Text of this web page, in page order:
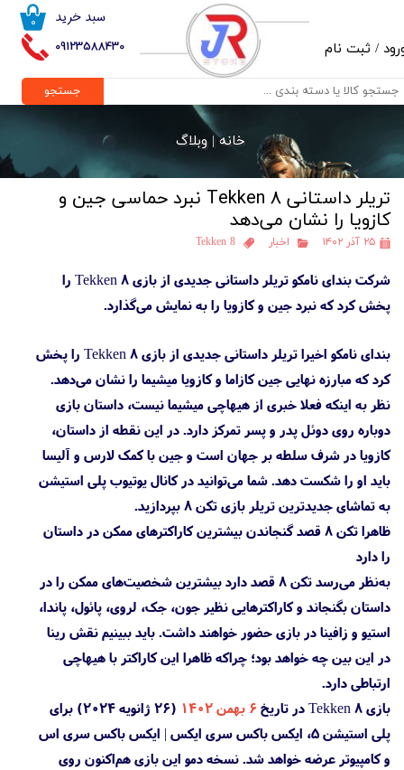
09123588430
۰ سبد خرید
/ ثبت نام
حساب کاربری من
تغییر گذر واژه
خروج از حساب کاربری
جستجو
خانه |وبلاگ
تریلر داستانی Tekken 8 نبرد حماسی جین و
کازویا را نشان می‌دهد
۲۵ آذر ۱۴۰۲ اخبار Tekken 8
شرکت بندای نامکو تریلر داستانی جدیدی از بازی Tekken 8 را
پخش کرد که نبرد جین و کازویا را به نمایش می‌گذارد.
بندای نامکو اخیرا تریلر داستانی جدیدی از بازی Tekken 8 را پخش
کرد که مبارزه نهایی جین کازاما و کازویا میشیما را نشان می‌دهد.
نظر به اینکه فعلا خبری از هیهاچی میشیما نیست، داستان بازی
دوباره روی دوئل پدر و پسر تمرکز دارد. در این نقطه از داستان،
کازویا در شرف سلطه بر جهان است و جین با کمک لارس و آلیسا
باید او را شکست دهد. شما می‌توانید در کانال یوتیوب پلی استیشن
به تماشای جدیدترین تریلر بازی تکن ۸ بپردازید.
ظاهرا تکن ۸ قصد گنجاندن بیشترین کاراکترهای ممکن در داستان
را دارد
به‌نظر می‌رسد تکن ۸ قصد دارد بیشترین شخصیت‌های ممکن را در
داستان بگنجاند و کاراکترهایی نظیر جون، جک، لروی، پائول، پاندا،
استیو و زافینا در بازی حضور خواهند داشت. باید ببینیم نقش رینا
در این بین چه خواهد بود؛ چراکه ظاهرا این کاراکتر با هیهاچی
ارتباطی دارد.
بازی Tekken 8 در تاریخ
۶ بهمن ۱۴۰۲
(۲۶ ژانویه ۲۰۲۴) برای
پلی استیشن 5، ایکس باکس سری ایکس | ایکس باکس سری اس
و کامپیوتر عرضه خواهد شد. نسخه دمو این بازی هم‌اکنون روی